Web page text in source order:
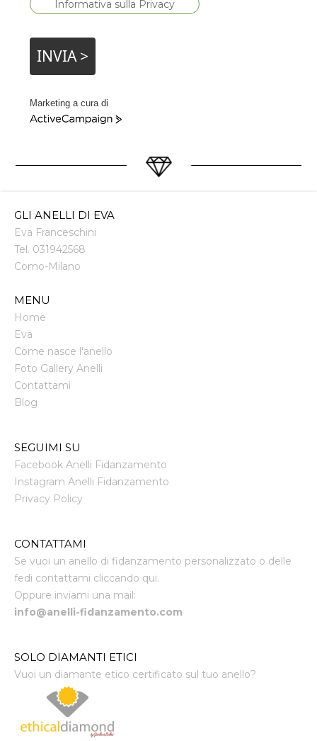
Informativa sulla Privacy
INVIA >
Marketing a cura di
ActiveCampaign
GLI ANELLI DI EVA
Eva Franceschini
Tel. 031942568
Como-Milano
MENU
Home
Eva
Come nasce l'anello
Foto Gallery Anelli
Contattami
Blog
SEGUIMI SU
Facebook Anelli Fidanzamento
Instagram Anelli Fidanzamento
Privacy Policy
CONTATTAMI
Se vuoi un anello di fidanzamento personalizzato o delle
fedi contattami cliccando qui.
Oppure inviami una mail:
info@anelli-fidanzamento.com
SOLO DIAMANTI ETICI
Vuoi un diamante etico certificato sul tuo anello?